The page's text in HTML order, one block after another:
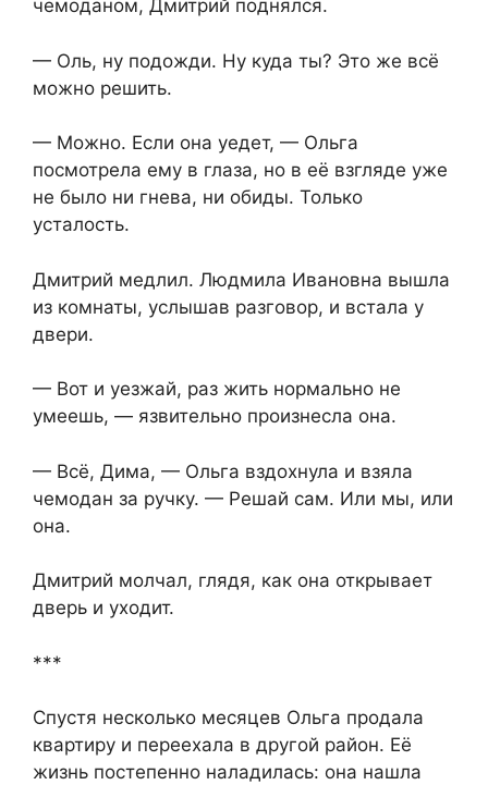
чемоданом, Дмитрий поднялся.
— Оль, ну подожди. Ну куда ты? Это же всё
можно решить.
— Можно. Если она уедет, — Ольга
посмотрела ему в глаза, но в её взгляде уже
не было ни гнева, ни обиды. Только
усталость.
Дмитрий медлил. Людмила Ивановна вышла
из комнаты, услышав разговор, и встала у
двери.
— Вот и уезжай, раз жить нормально не
умеешь, — язвительно произнесла она.
— Всё, Дима, — Ольга вздохнула и взяла
чемодан за ручку. — Решай сам. Или мы, или
она.
Дмитрий молчал, глядя, как она открывает
дверь и уходит.
***
Спустя несколько месяцев Ольга продала
квартиру и переехала в другой район. Её
жизнь постепенно наладилась: она нашла